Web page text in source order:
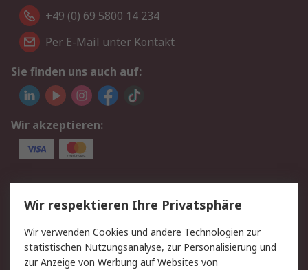
+49 (0) 69 5800 14 234
Per E-Mail unter Kontakt
Sie finden uns auch auf:
Wir akzeptieren:
Service
Value Added Services
Lieferlösungen
Rücksendungen
Kontakt
Hilfe
Privatkunden
Wir respektieren Ihre Privatsphäre
Wir verwenden Cookies und andere Technologien zur
statistischen Nutzungsanalyse, zur Personalisierung und
zur Anzeige von Werbung auf Websites von